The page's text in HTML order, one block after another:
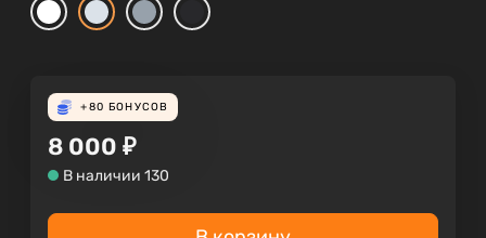
+80 БОНУСОВ
8 000 ₽
В наличии 130